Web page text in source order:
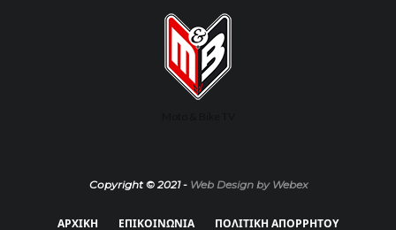
Copyright © 2021 - Web Design by Webex
ΑΡΧΙΚΗ ΕΠΙΚΟΙΝΩΝΙΑ ΠΟΛΙΤΙΚΗ ΑΠΟΡΡΗΤΟΥ